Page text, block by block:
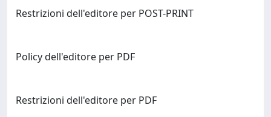
Restrizioni dell'editore per POST-PRINT
Policy dell'editore per PDF
Restrizioni dell'editore per PDF